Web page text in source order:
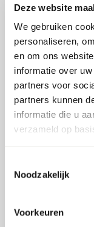
Deze website
We gebruiken
personaliseren,
en om ons
informatie over
partners voor
partners kunnen
informatie die u
verzameld op
Noodzakelijk
Voorkeuren
Bestel
Melk Chocolade
(2,5kg)